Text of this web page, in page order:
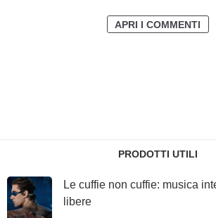
APRI I COMMENTI
PRODOTTI UTILI
Le cuffie non cuffie: musica
libere